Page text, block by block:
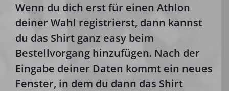
Wenn du dich erst für einen Athlon
deiner Wahl registrierst, dann kannst
du das Shirt ganz easy beim
Bestellvorgang hinzufügen. Nach der
Eingabe deiner Daten kommt ein neues
Fenster, in dem du dann das Shirt